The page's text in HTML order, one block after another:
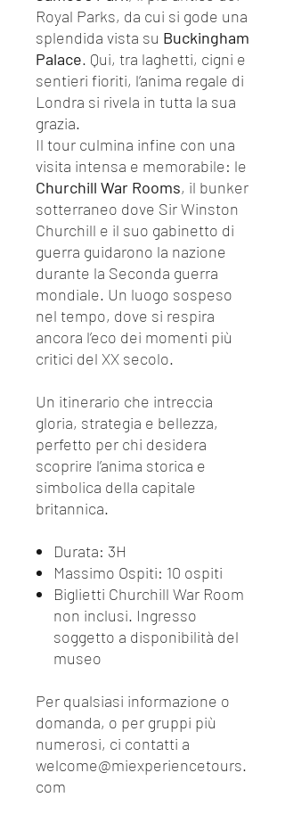
Royal Parks, da cui si gode una
splendida vista su Buckingham
Palace. Qui, tra laghetti, cigni e
sentieri fioriti, l’anima regale di
Londra si rivela in tutta la sua
grazia.
Il tour culmina infine con una
visita intensa e memorabile: le
Churchill War Rooms, il bunker
sotterraneo dove Sir Winston
Churchill e il suo gabinetto di
guerra guidarono la nazione
durante la Seconda guerra
mondiale. Un luogo sospeso
nel tempo, dove si respira
ancora l’eco dei momenti più
critici del XX secolo.
Un itinerario che intreccia
gloria, strategia e bellezza,
perfetto per chi desidera
scoprire l’anima storica e
simbolica della capitale
britannica.
Durata: 3H
Massimo Ospiti: 10 ospiti
Biglietti Churchill War Room
non inclusi. Ingresso
soggetto a disponibilità del
museo
Per qualsiasi informazione o
domanda, o per gruppi più
numerosi, ci contatti a
welcome@miexperiencetours.
com